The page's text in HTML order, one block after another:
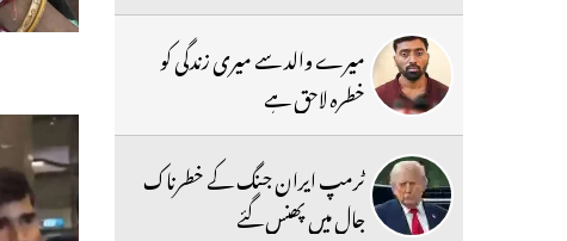
میرے والد سے میری زندگی کو
خطرہ لاحق ہے
ٹرمپ ایران جنگ کے خطرناک
جال میں پھنس گئے